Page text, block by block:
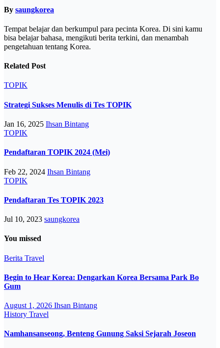
By saungkorea
Tempat belajar dan berkumpul para pecinta Korea. Di sini kamu
bisa belajar bahasa, mengikuti berita terkini, dan menambah
pengetahuan tentang Korea.
Related Post
TOPIK
Strategi Sukses Menulis di Tes TOPIK
Jan 16, 2025 Ihsan Bintang
TOPIK
Pendaftaran TOPIK 2024 (Mei)
Feb 22, 2024 Ihsan Bintang
TOPIK
Pendaftaran Tes TOPIK 2023
Jul 10, 2023 saungkorea
You missed
Berita Travel
Begin to Hear Korea: Dengarkan Korea Bersama Park Bo
Gum
August 1, 2026 Ihsan Bintang
History Travel
Namhansanseong, Benteng Gunung Saksi Sejarah Joseon